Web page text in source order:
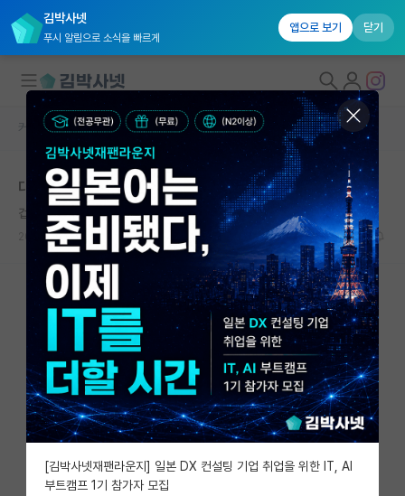
김박사넷
푸시 알림으로 소식을 빠르게
앱으로 보기 닫기
대학원생 모집
국내대학원 정보
연구실&오픈랩
커뮤니티
커뮤니티 홈
전체글보기
베스트 게시판
IF 명예의전당
자유 게시판(아무개랩)
미국 유학 게시판
커뮤니티 홈 자유 게시판(아무개랩)
대학원 여러 학교 지원 시 연구계획서
겁먹은 마이클 패러데이
2026.05.12 3 441
[김박사넷재팬라운지] 일본 DX 컨설팅 기업 취업을 위한 IT, AI
부트캠프 1기 참가자 모집